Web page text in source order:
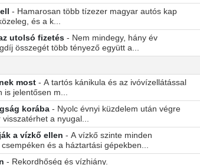
- Hamarosan több tízezer magyar autós kap
és a k...
utolsó fizetés - Nem mindegy, hány év
összegét több tényező együtt a...
most - A tartós kánikula és az ivóvízellátással
jelentősen m...
korába - Nyolc évnyi küzdelem után végre
a nyugal...
a vízkő ellen - A vízkő szinte minden
és a háztartási gépekben...
- Rekordhőség és vízhiány.